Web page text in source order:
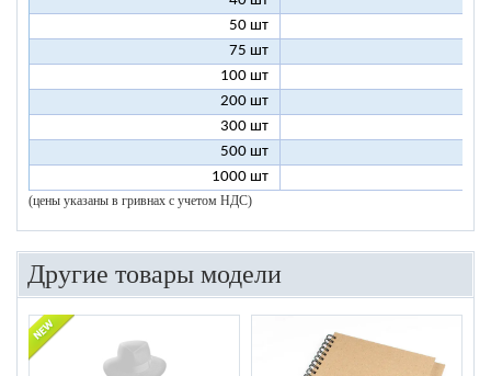
50 шт
75 шт
100 шт
200 шт
300 шт
500 шт
1000 шт
(цены указаны в гривнах с учетом НДС)
Другие товары модели